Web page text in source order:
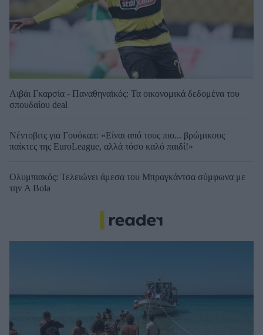
Λιβάι Γκαρσία - Παναθηναϊκός: Τα οικονομικά δεδομένα του
σπουδαίου deal
Νέντοβιτς για Γουόκαπ: «Είναι από τους πιο... βρώμικους
παίκτες της EuroLeague, αλλά τόσο καλό παιδί!»
Ολυμπιακός: Τελειώνει άμεσα του Μπραγκάντσα σύμφωνα με
την A Bola